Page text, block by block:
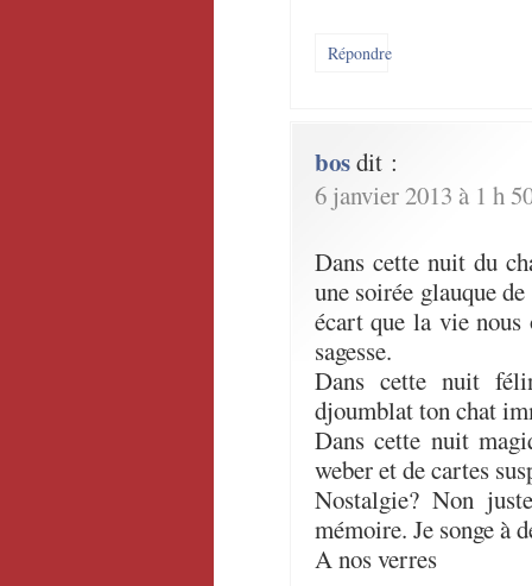
Répondre
bosdit :
6 janvier 2013 à 1 h
Dans cette nuit du
une soirée glauque
écart que la vie
sagesse.
Dans cette nuit
djoumblat ton chat
Dans cette nuit
weber et de cartes
Nostalgie? Non
mémoire. Je songe à
A nos verres